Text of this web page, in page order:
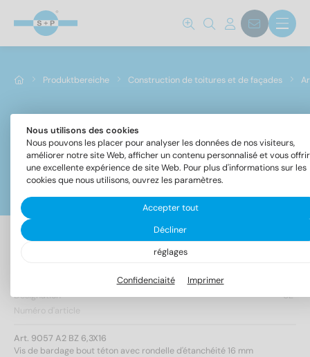
Produktbereiche Construction de toitures et de façades
Art. 9057
Filtre
Désignation
Numéro d'article
UE
Art. 9057 A2 BZ 6,3X16
Vis de bardage bout téton avec rondelle d'étanchéité 16 mm
Nous utilisons des cookies
Nous pouvons les placer pour analyser les données de nos visiteurs,
améliorer notre site Web, afficher un contenu personnalisé et vous offrir
une excellente expérience de site Web. Pour plus d'informations sur les
cookies que nous utilisons, ouvrez les paramètres.
Accepter tout
Décliner
réglages
Confidenciaité Imprimer